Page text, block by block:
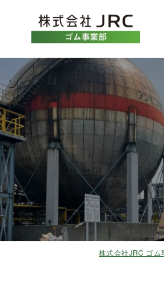
タンク
タンク・
株式会社JRC ゴム